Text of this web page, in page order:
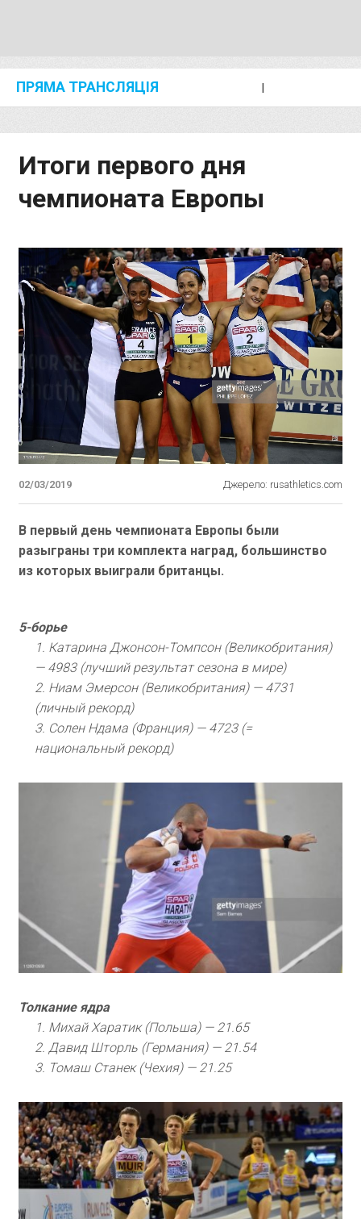
ПРЯМА ТРАНСЛЯЦІЯ I
Итоги первого дня
чемпионата Европы
02/03/2019 Джерело: rusathletics.com
В первый день чемпионата Европы были
разыграны три комплекта наград, большинство
из которых выиграли британцы.
5-борье
1. Катарина Джонсон-Томпсон (Великобритания)
— 4983 (лучший результат сезона в мире)
2. Ниам Эмерсон (Великобритания) — 4731
(личный рекорд)
3. Солен Ндама (Франция) — 4723 (=
национальный рекорд)
Толкание ядра
1. Михай Харатик (Польша) — 21.65
2. Давид Шторль (Германия) — 21.54
3. Томаш Станек (Чехия) — 21.25